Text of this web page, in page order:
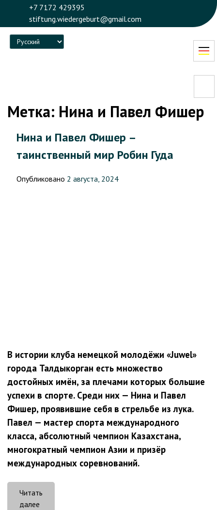
+7 7172 429395
stiftung.wiedergeburt@gmail.com
Language
Метка: Нина и Павел Фишер
Нина и Павел Фишер –
таинственный мир Робин Гуда
Опубликовано 2 августа, 2024
В истории клуба немецкой молодёжи «Juwel»
города Талдыкорган есть множество
достойных имён, за плечами которых большие
успехи в спорте. Среди них — Нина и Павел
Фишер, проявившие себя в стрельбе из лука.
Павел — мастер спорта международного
класса, абсолютный чемпион Казахстана,
многократный чемпион Азии и призёр
международных соревнований.
Читать
далее